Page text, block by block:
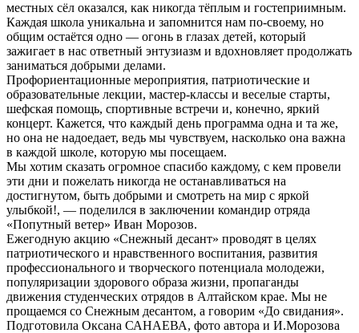
местных сёл оказался, как никогда тёплым и гостеприимным.
Каждая школа уникальна и запомнится нам по-своему, но
общим остаётся одно — огонь в глазах детей, который
зажигает в нас ответный энтузиазм и вдохновляет продолжать
заниматься добрыми делами.
Профориентационные мероприятия, патриотические и
образовательные лекции, мастер-классы и веселые старты,
шефская помощь, спортивные встречи и, конечно, яркий
концерт. Кажется, что каждый день программа одна и та же,
но она не надоедает, ведь мы чувствуем, насколько она важна
в каждой школе, которую мы посещаем.
Мы хотим сказать огромное спасибо каждому, с кем провели
эти дни и пожелать никогда не останавливаться на
достигнутом, быть добрыми и смотреть на мир с яркой
улыбкой!, — поделился в заключении командир отряда
«Попутный ветер» Иван Морозов.
Ежегодную акцию «Снежный десант» проводят в целях
патриотического и нравственного воспитания, развития
профессионального и творческого потенциала молодежи,
популяризации здорового образа жизни, пропаганды
движения студенческих отрядов в Алтайском крае. Мы не
прощаемся со Снежным десантом, а говорим «До свидания».
Подготовила Оксана САНАЕВА, фото автора и И.Морозова